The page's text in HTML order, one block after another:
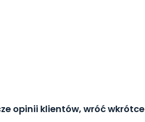
opinii klientów, wróć wkrótce